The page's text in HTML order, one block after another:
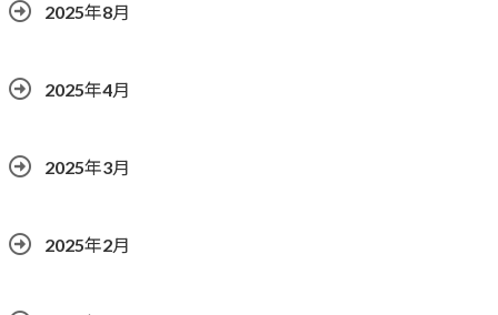
2025年8月
2025年4月
2025年3月
2025年2月